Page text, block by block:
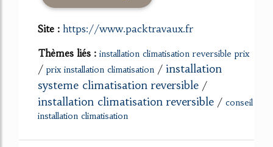
Site : https://www.packtravaux.fr
Thèmes liés : installation climatisation reversible prix
/ prix installation climatisation / installation
systeme climatisation reversible /
installation climatisation reversible / conseil
installation climatisation